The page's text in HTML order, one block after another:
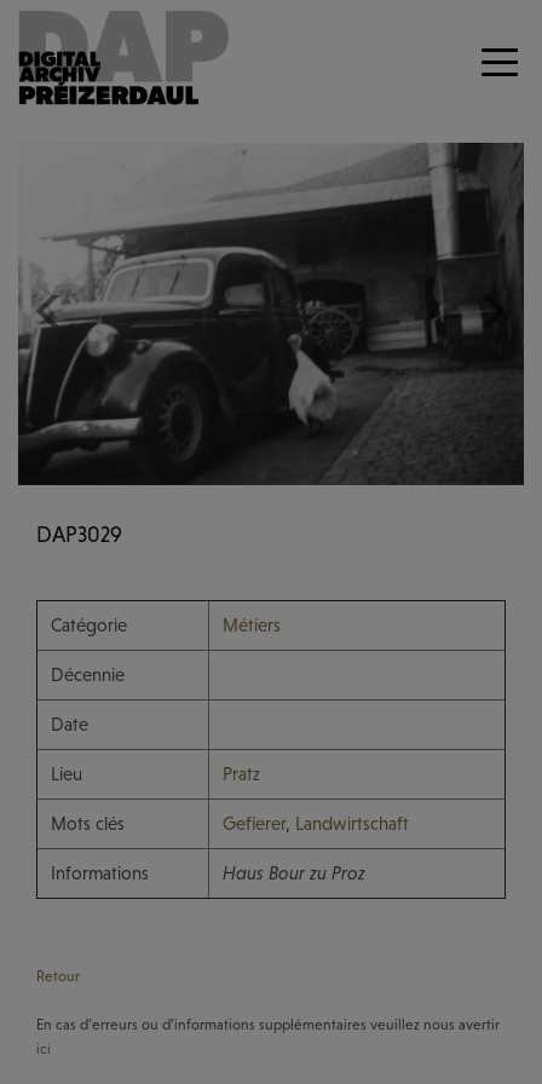
Previous
DAP3029
Catégorie Métiers
Décennie
Date
Lieu Pratz
Mots clés Gefierer, Landwirtschaft
Informations Haus Bour zu Proz
Retour
En cas d’erreurs ou d’informations supplémentaires veuillez nous avertir
ici